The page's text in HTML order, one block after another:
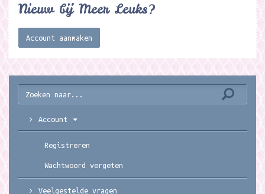
Nieuw bij Meer Leuks?
Account aanmaken
Account
Registreren
Wachtwoord vergeten
Veelgestelde vragen